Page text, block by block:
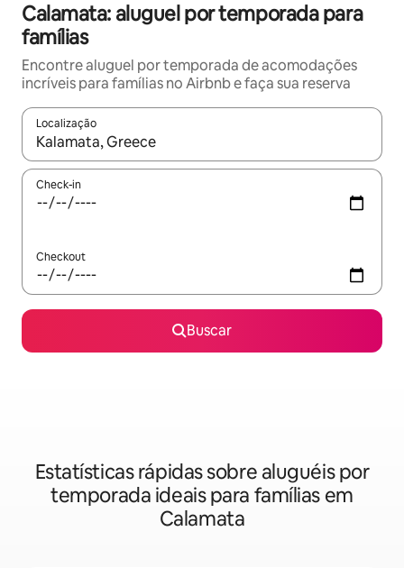
Calamata: aluguel por temporada para
famílias
Encontre aluguel por temporada de acomodações
incríveis para famílias no Airbnb e faça sua reserva
Localização
Quando os resultados estiverem disponíveis, explore-os
Check-in
Checkout
Buscar
Estatísticas rápidas sobre aluguéis por
temporada ideais para famílias em
Calamata